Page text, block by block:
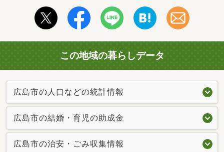
この地域の暮らしデータ
広島市の人口などの統計情報
広島市の結婚・育児の助成金
広島市の治安・ごみ収集情報